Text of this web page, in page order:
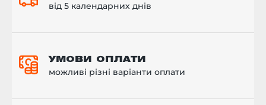
від 5 календарних днів
УМОВИ ОПЛАТИ
можливі різні варіанти оплати